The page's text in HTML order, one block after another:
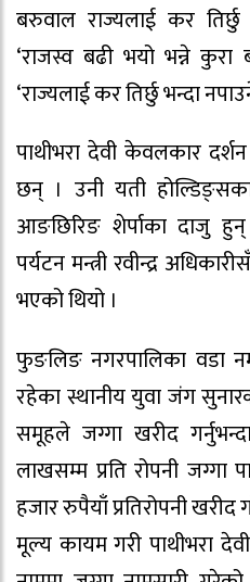
बरुवाल राज्यलाई कर तिर्छु
‘राजस्व बढी भयो भन्ने
‘राज्यलाई कर तिर्छु भन्दा
पाथीभरा देवी केवलकार दर्शन
छन् । उनी यती
आङछिरिङ शेर्पाका दाजु
पर्यटन मन्त्री रवीन्द्र
भएको थियो ।
फुङलिङ नगरपालिका वडा
रहेका स्थानीय युवा जंग
समूहले जग्गा खरीद
लाखसम्म प्रति रोपनी जग्गा
हजार रुपैयाँ प्रतिरोपनी खरीद
मूल्य कायम गरी पाथीभरा